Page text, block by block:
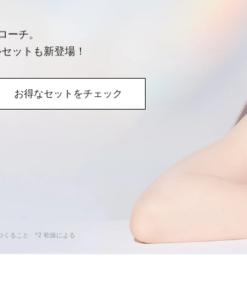
ーチ。
ットも新登場！
お得なセットをチェック
くること *2 乾燥による